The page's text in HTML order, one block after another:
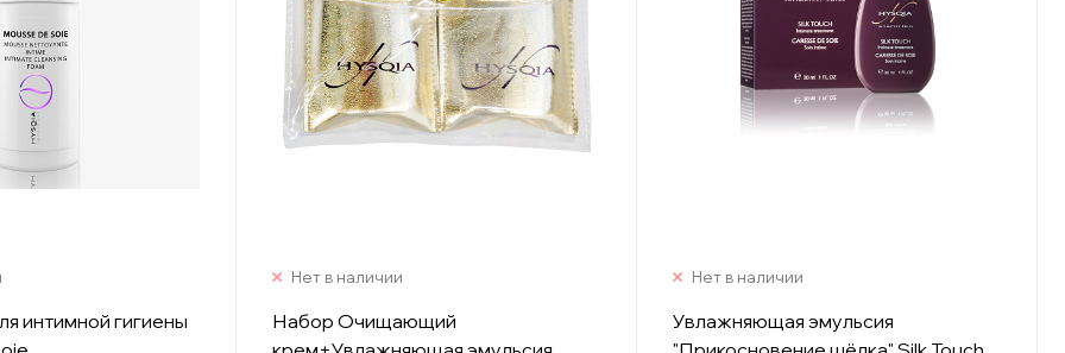
интимной гигиены
Нет в наличии
Набор Очищающий
Нет в наличии
Увлажняющая эмульсия